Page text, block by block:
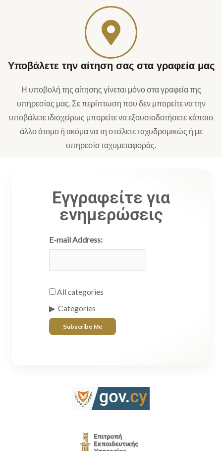
Υποβάλετε την αίτηση σας στα γραφεία μας
Η υποβολή της αίτησης γίνεται μόνο στα γραφεία της
υπηρεσίας μας. Σε περίπτωση που δεν μπορείτε να την
υποβάλετε ιδιοχείρως μπορείτε να εξουσιοδοτήσετε κάποιο
άλλο άτομο ή ακόμα να τη στείλετε ταχυδρομικώς ή με
υπηρεσία ταχυμεταφοράς.
Εγγραφείτε για
ενημερώσεις
E-mail Address:
All categories
Categories
Subscribe Me